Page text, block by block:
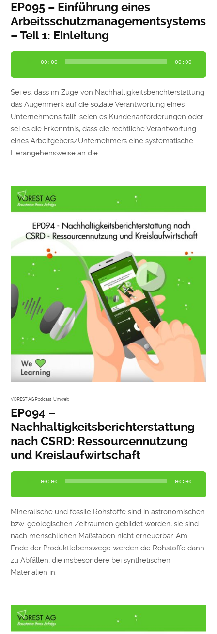
EP095 – Einführung eines
Arbeitsschutzmanagementsystems
– Teil 1: Einleitung
Audio-
00:00 00:00
Sei es, dass im Zuge von Nachhaltigkeitsberichterstattung
das Augenmerk auf die soziale Verantwortung eines
Unternehmens fällt, seien es Kundenanforderungen oder
sei es die Erkenntnis, dass die rechtliche Verantwortung
eines Arbeitgebers/Unternehmers eine systematische
Herangehensweise an die…
VOREST AG Podcast ,Umwelt
EP094 –
Nachhaltigkeitsberichterstattung
nach CSRD: Ressourcennutzung
und Kreislaufwirtschaft
Audio-
00:00 00:00
Mineralische und fossile Rohstoffe sind in astronomischen
bzw. geologischen Zeiträumen gebildet worden, sie sind
nach menschlichen Maßstäben nicht erneuerbar. Am
Ende der Produktlebenswege werden die Rohstoffe dann
zu Abfällen, die insbesondere bei synthetischen
Materialien in…